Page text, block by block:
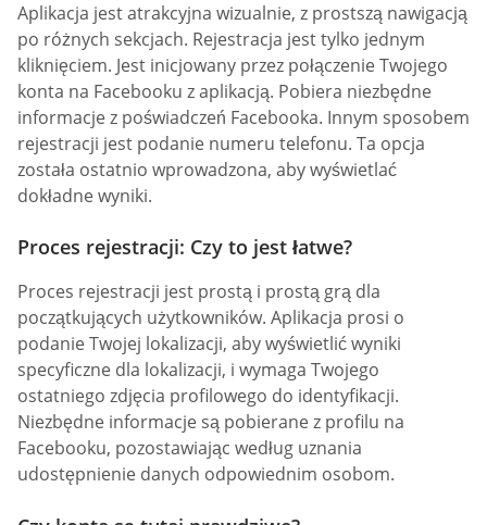
Aplikacja jest atrakcyjna wizualnie, z prostszą nawigacją
po różnych sekcjach. Rejestracja jest tylko jednym
kliknięciem. Jest inicjowany przez połączenie Twojego
konta na Facebooku z aplikacją. Pobiera niezbędne
informacje z poświadczeń Facebooka. Innym sposobem
rejestracji jest podanie numeru telefonu. Ta opcja
została ostatnio wprowadzona, aby wyświetlać
dokładne wyniki.
Proces rejestracji: Czy to jest łatwe?
Proces rejestracji jest prostą i prostą grą dla
początkujących użytkowników. Aplikacja prosi o
podanie Twojej lokalizacji, aby wyświetlić wyniki
specyficzne dla lokalizacji, i wymaga Twojego
ostatniego zdjęcia profilowego do identyfikacji.
Niezbędne informacje są pobierane z profilu na
Facebooku, pozostawiając według uznania
udostępnienie danych odpowiednim osobom.